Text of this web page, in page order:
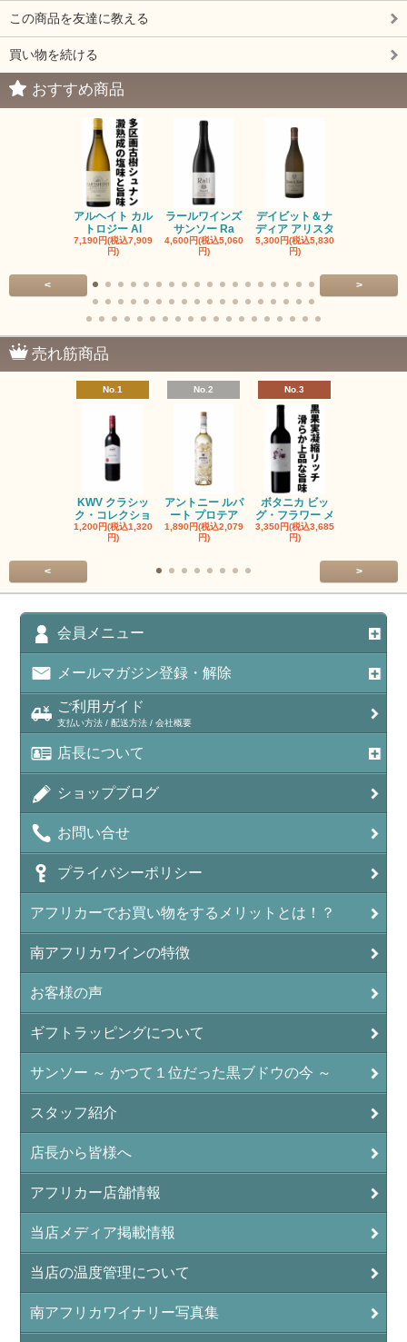
この商品を友達に教える
買い物を続ける
おすすめ商品
アルヘイト カル
トロジー Al
7,190円(税込7,909
円)
ラールワインズ
サンソー Ra
4,600円(税込5,060
円)
デイビット＆ナ
ディア アリスタ
5,300円(税込5,830
円)
< >
売れ筋商品
No.1
KWV クラシッ
ク・コレクショ
1,200円(税込1,320
円)
No.2
アントニー ルパ
ート プロテア
1,890円(税込2,079
円)
No.3
ボタニカ ビッ
グ・フラワー メ
3,350円(税込3,685
円)
< >
会員メニュー
メールマガジン登録・解除
ご利用ガイド
支払い方法 / 配送方法 / 会社概要
店長について
ショップブログ
お問い合せ
プライバシーポリシー
アフリカーでお買い物をするメリットとは！？
南アフリカワインの特徴
お客様の声
ギフトラッピングについて
サンソー ～ かつて１位だった黒ブドウの今 ～
スタッフ紹介
店長から皆様へ
アフリカー店舗情報
当店メディア掲載情報
当店の温度管理について
南アフリカワイナリー写真集